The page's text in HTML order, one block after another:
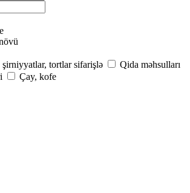
şirniyyatlar, tortlar sifarişlə
Qida məhsulları
Çay, kofe